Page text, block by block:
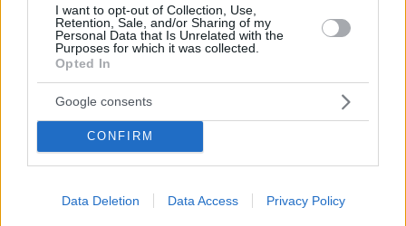
I want to opt-out of Collection, Use,
Retention, Sale, and/or Sharing of my
Personal Data that Is Unrelated with the
Purposes for which it was collected.
Opted In
Google consents
CONFIRM
Data Deletion Data Access Privacy Policy
Είμαστε πιο ευτυχισμένοι όταν κάνουμε περισσότερο
σεξ; Ένας ειδικός εξηγεί αυτή την αμφίδρομη σχέση
Σε δημοπρασία η μπάλα από το «χέρι του Θεού», το
περίφημο γκολ του Μαραντόνα
πριν 8 λεπτά
Kicker: «Μετά τον Καρέτσα η Ντόρτμουντ έχει στα
ραντάρ της και τον Κωνσταντέλια»
ΔΕΗ: Νέα συμφωνία για απόκτηση έργων ΑΠΕ άνω των
πριν 9 λεπτά